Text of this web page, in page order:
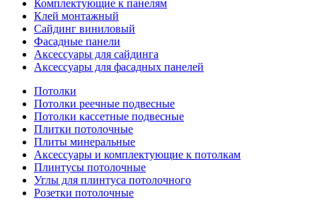
Комплектующие к панелям
Клей монтажный
Сайдинг виниловый
Фасадные панели
Аксессуары для сайдинга
Аксессуары для фасадных панелей
Потолки
Потолки реечные подвесные
Потолки кассетные подвесные
Плитки потолочные
Плиты минеральные
Аксессуары и комплектующие к потолкам
Плинтусы потолочные
Углы для плинтуса потолочного
Розетки потолочные